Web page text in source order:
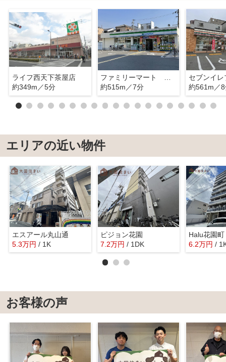
ライフ西天下茶屋店
約349m／5分
約515m／7分
約561m／
エリアの近い物件
エスアール丸山通
5.3万円 / 1K
ピジョン花園
7.2万円 / 1DK
Halu花園町
6.2万円 /
お客様の声